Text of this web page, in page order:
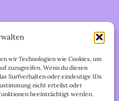
wir Technologien wie Cookies, um
zuzugreifen. Wenn du diesen
Surfverhalten oder eindeutige IDs
nicht erteilst oder
beeinträchtigt werden.